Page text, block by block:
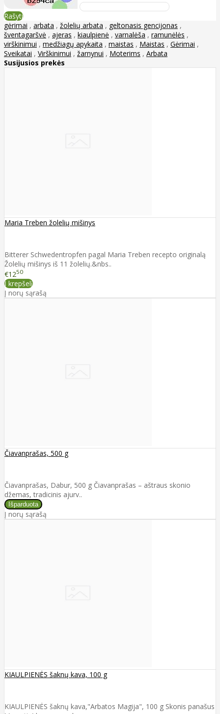
Rašyti
gėrimai , arbata , žolelių arbata , geltonasis gencijonas ,
šventagaršvė , ajeras , kiaulpienė , varnalėša , ramunėlės ,
virškinimui , medžiagų apykaita , maistas , Maistas , Gėrimai ,
Sveikatai , Virškinimui , žarnynui , Moterims , Arbata
Susijusios prekės
Maria Treben žolelių mišinys
Bitterer Schwedentropfen pagal Maria Treben recepto originalą
Žolelių mišinys iš 11 žolelių.&nbs..
€1250
Į krepšelį
Į norų sąrašą
Čiavanprašas, 500 g
Čiavanprašas, Dabur, 500 g Čiavanprašas – aštraus skonio
džemas, tradicinis ajurv..
Į norų sąrašą
KIAULPIENĖS šaknų kava, 100 g
KIAULPIENĖS šaknų kava,"Arbatos Magija", 100 g Skonis panašus